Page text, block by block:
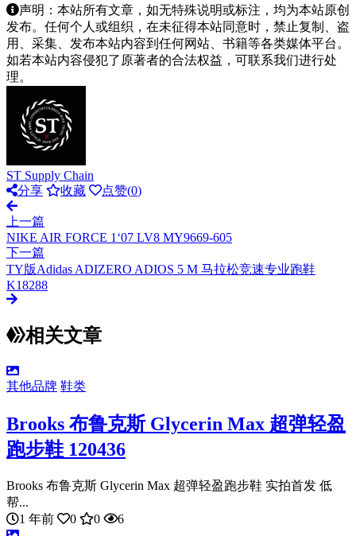
声明：本站所有文章，如无特殊说明或标注，均为本站原创
发布。任何个人或组织，在未征得本站同意时，禁止复制、盗
用、采集、发布本站内容到任何网站、书籍等各类媒体平台。
如若本站内容侵犯了原著者的合法权益，可联系我们进行处
理。
ST Supply Chain
分享
收藏 点赞(0)
上一篇
NIKE AIR FORCE 1‘07 LV8 MY9669-605
下一篇
TY版Adidas ADIZERO ADIOS 5 M 马拉松竞速专业跑鞋
K18288
相关文章
其他品牌 鞋类
Brooks 布鲁克斯 Glycerin Max 超弹轻盈
跑步鞋 120436
Brooks 布鲁克斯 Glycerin Max 超弹轻盈跑步鞋 实拍首发 低
帮...
1 年前
0 0 6